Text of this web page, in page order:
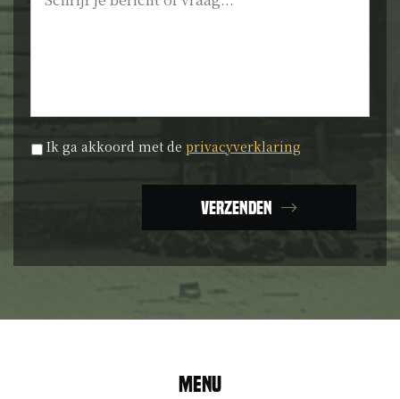
Privacyverklaring *
Ik ga akkoord met de privacyverklaring
Verzenden
Menu